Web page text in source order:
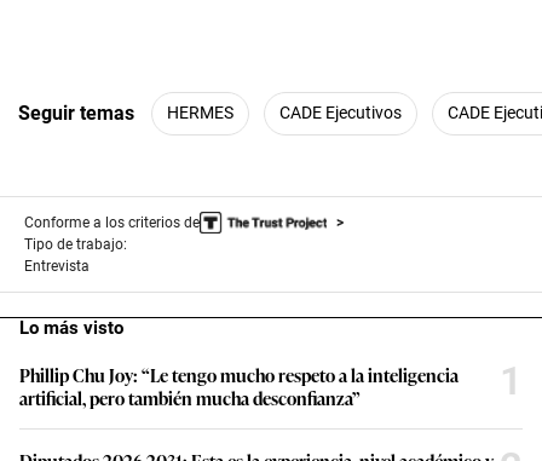
Seguir temas HERMES CADE Ejecutivos CADE
Conforme a los criterios de
Tipo de trabajo:
Entrevista
Lo más visto
Phillip Chu Joy: “Le tengo mucho respeto a la inteligencia
artificial, pero también mucha desconfianza”
1